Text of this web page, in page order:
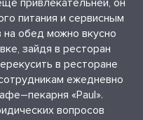
привлекательней, он
питания и сервисным
обед можно вкусно
зайдя в ресторан
в ресторане
ежедневно
«Paul».
вопросов